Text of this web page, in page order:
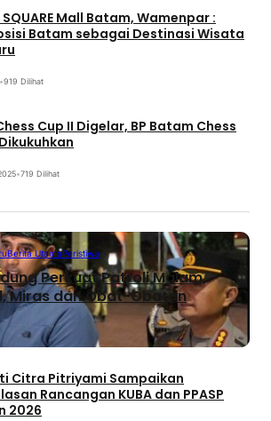
Mall Batam, Wamenpar :
Batam sebagai Destinasi Wisata
•919 Dilihat
Cup II Digelar, BP Batam Chess
•719 Dilihat
Berita UtamaPeristiwa
Perkuat Patroli Malam,
Miras dan Obat-Obatan
Citra Pitriyami Sampaikan
Rancangan KUBA dan PPASP
2026